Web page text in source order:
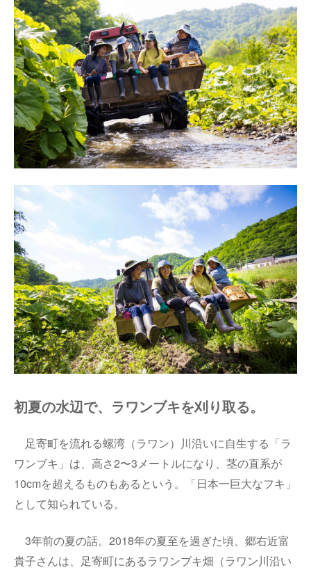
初夏の水辺で、ラワンブキを刈り取る。
足寄町を流れる螺湾（ラワン）川沿いに自生する「ラ
ワンブキ」は、高さ2〜3メートルになり、茎の直系が
10cmを超えるものもあるという。「日本一巨大なフキ」
として知られている。
3年前の夏の話。2018年の夏至を過ぎた頃、郷右近富
貴子さんは、足寄町にあるラワンブキ畑（ラワン川沿い